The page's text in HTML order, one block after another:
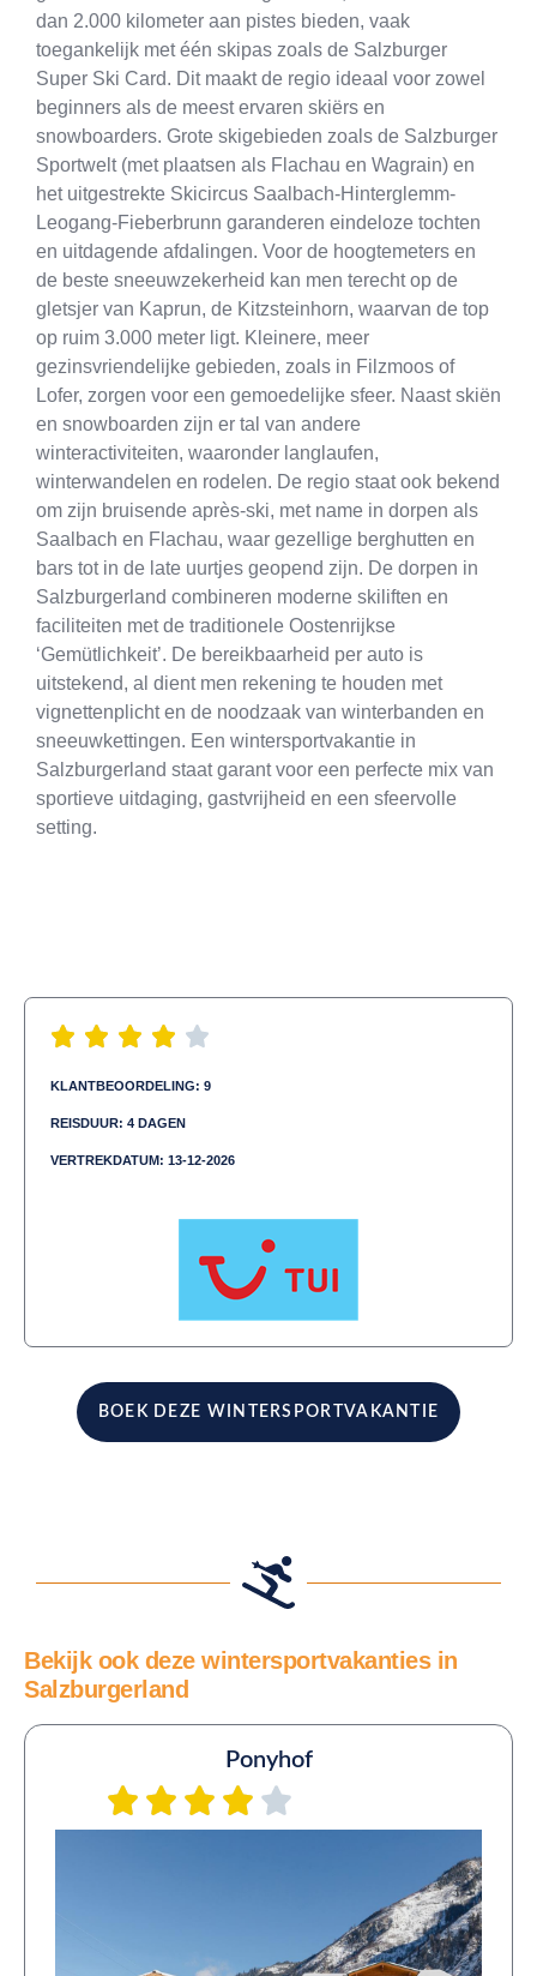
dan 2.000 kilometer aan pistes bieden, vaak
toegankelijk met één skipas zoals de Salzburger
Super Ski Card. Dit maakt de regio ideaal voor zowel
beginners als de meest ervaren skiërs en
snowboarders. Grote skigebieden zoals de Salzburger
Sportwelt (met plaatsen als Flachau en Wagrain) en
het uitgestrekte Skicircus Saalbach-Hinterglemm-
Leogang-Fieberbrunn garanderen eindeloze tochten
en uitdagende afdalingen. Voor de hoogtemeters en
de beste sneeuwzekerheid kan men terecht op de
gletsjer van Kaprun, de Kitzsteinhorn, waarvan de top
op ruim 3.000 meter ligt. Kleinere, meer
gezinsvriendelijke gebieden, zoals in Filzmoos of
Lofer, zorgen voor een gemoedelijke sfeer. Naast skiën
en snowboarden zijn er tal van andere
winteractiviteiten, waaronder langlaufen,
winterwandelen en rodelen. De regio staat ook bekend
om zijn bruisende après-ski, met name in dorpen als
Saalbach en Flachau, waar gezellige berghutten en
bars tot in de late uurtjes geopend zijn. De dorpen in
Salzburgerland combineren moderne skiliften en
faciliteiten met de traditionele Oostenrijkse
‘Gemütlichkeit’. De bereikbaarheid per auto is
uitstekend, al dient men rekening te houden met
vignettenplicht en de noodzaak van winterbanden en
sneeuwkettingen. Een wintersportvakantie in
Salzburgerland staat garant voor een perfecte mix van
sportieve uitdaging, gastvrijheid en een sfeervolle
setting.
KLANTBEOORDELING: 9
REISDUUR: 4 DAGEN
VERTREKDATUM: 13-12-2026
BOEK DEZE WINTERSPORTVAKANTIE
Bekijk ook deze wintersportvakanties in
Salzburgerland
Ponyhof